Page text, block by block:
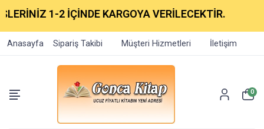
1-2 İÇİNDE KARGOYA VERİLECEKTİR.
Anasayfa Sipariş Takibi Müşteri Hizmetleri İletişim
0